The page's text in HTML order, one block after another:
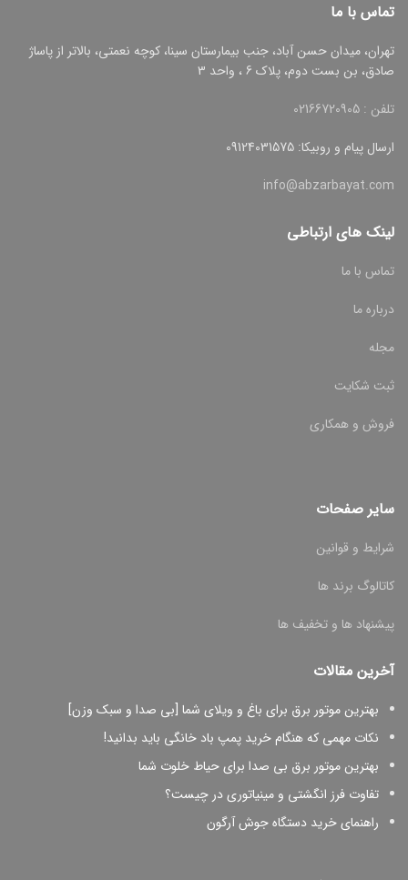
تماس با ما
تهران، میدان حسن آباد، جنب بیمارستان سینا، کوچه نعمتی، بالاتر از پاساژ
صادق، بن بست دوم، پلاک 6 ، واحد 3
تلفن : 02166720905
ارسال پیام و روبیکا: 09124031575
info@abzarbayat.com
لینک های ارتباطی
تماس با ما
درباره ما
مجله
ثبت شکایت
فروش و همکاری
سایر صفحات
شرایط و قوانین
کاتالوگ برند ها
پیشنهاد ها و تخفیف ها
آخرین مقالات
بهترین موتور برق برای باغ و ویلای شما [بی صدا و سبک وزن]
نکات مهمی که هنگام خرید پمپ باد خانگی باید بدانید!
بهترین موتور برق بی صدا برای حیاط خلوت شما
تفاوت فرز انگشتی و مینیاتوری در چیست؟
راهنمای خرید دستگاه جوش آرگون